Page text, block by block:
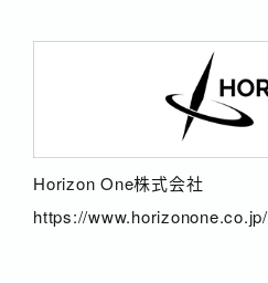
Horizon One株式会社
https://www.horizonone.co.jp/